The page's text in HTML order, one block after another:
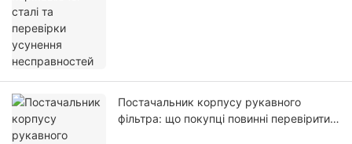
Постачальник корпусу рукавного
фільтра: що покупці повинні перевірити